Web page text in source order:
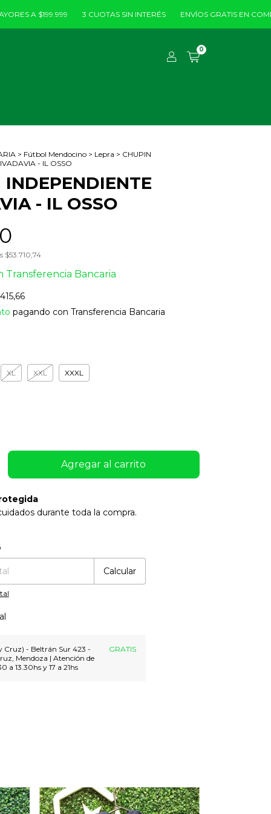
A $199.999 3 CUOTAS SIN INTERÉS ENVÍOS GRATIS EN COMPRAS
0
> Fútbol Mendocino > Lepra > CHUPIN
- IL OSSO
INDEPENDIENTE
- IL OSSO
$53.710,74
Transferencia Bancaria
pagando con Transferencia Bancaria
XL XXL XXXL
durante toda la compra.
Calcular
Cruz) - Beltrán Sur 423 -
Mendoza | Atención de
a 13.30hs y 17 a 21hs
GRATIS